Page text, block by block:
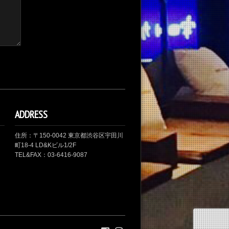
ADDRESS
住所：〒150-0042 東京都渋谷区宇田川
町18-4 LD&Kビル1/2F
TEL&FAX：03-6416-9087